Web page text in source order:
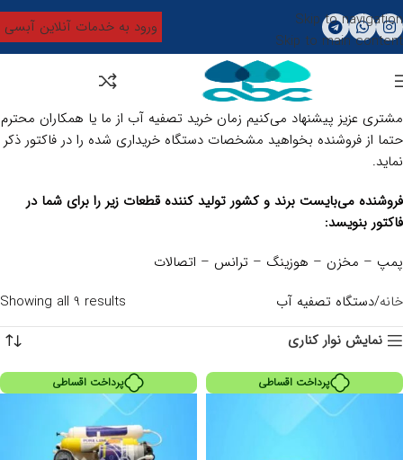
Skip to navigation
Skip to main content
ورود به خدمات آنلاین آبسی
مشتری عزیز پیشنهاد می‌کنیم زمان خرید تصفیه آب از ما یا همکاران محترم
حتما از فروشنده بخواهید مشخصات دستگاه خریداری شده را در فاکتور ذکر
نماید.
فروشنده می‌بایست برند و کشور تولید کننده قطعات زیر را برای شما در
فاکتور بنویسد:
پمپ – مخزن – هوزینگ – ترانس – اتصالات
خانه دستگاه تصفیه آب
Showing all 9 results
نمایش نوار کناری
پرداخت اقساطی پرداخت اقساطی